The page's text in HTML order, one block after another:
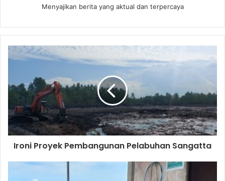
Menyajikan berita yang aktual dan terpercaya
Ironi Proyek Pembangunan Pelabuhan Sangatta